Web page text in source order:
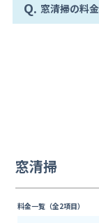
Q. 窓清掃の料
窓清掃
料金一覧（全2項目）